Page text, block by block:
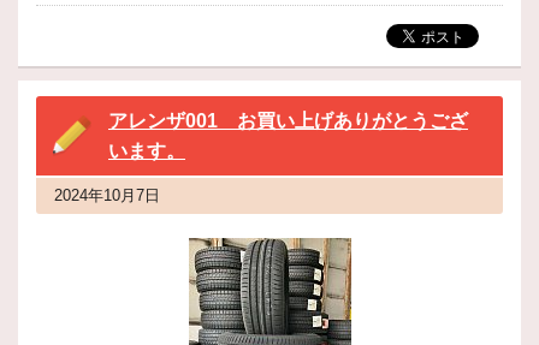
アレンザ001 お買い上げありがとうござ
います。
2024年10月7日